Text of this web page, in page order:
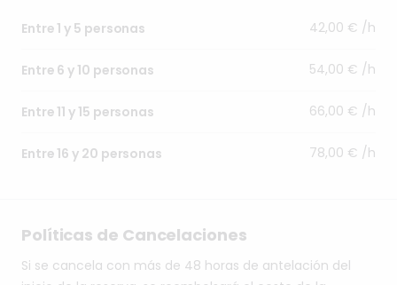
Entre 1 y 5 personas 42,00 € /h
Entre 6 y 10 personas 54,00 € /h
Entre 11 y 15 personas 66,00 € /h
Entre 16 y 20 personas 78,00 € /h
Políticas de Cancelaciones
Si se cancela con más de 48 horas de antelación del